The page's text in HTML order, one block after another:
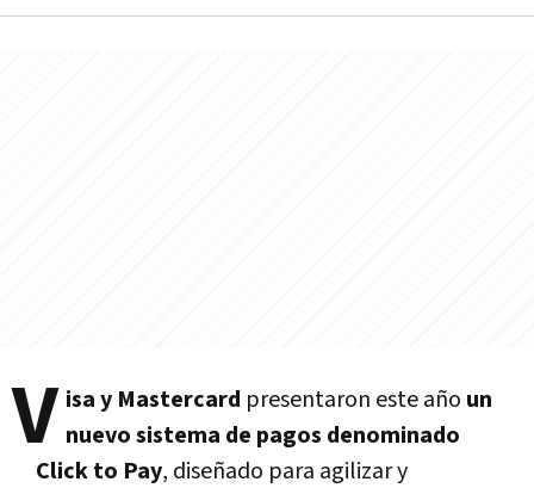
V isa y Mastercard presentaron este año un
nuevo sistema de pagos denominado
Click to Pay, diseñado para agilizar y